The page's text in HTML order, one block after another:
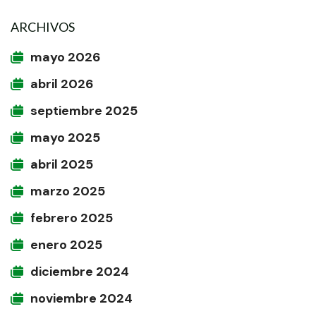
ARCHIVOS
mayo 2026
abril 2026
septiembre 2025
mayo 2025
abril 2025
marzo 2025
febrero 2025
enero 2025
diciembre 2024
noviembre 2024